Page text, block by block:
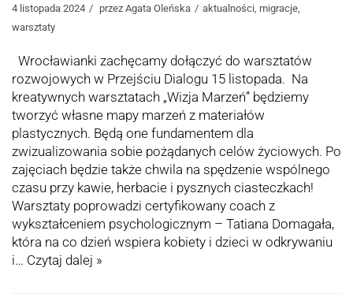
4 listopada 2024 przez Agata Oleńska aktualności, migracje,
warsztaty
Wrocławianki zachęcamy dołączyć do warsztatów
rozwojowych w Przejściu Dialogu 15 listopada. Na
kreatywnych warsztatach „Wizja Marzeń” będziemy
tworzyć własne mapy marzeń z materiałów
plastycznych. Będą one fundamentem dla
zwizualizowania sobie pożądanych celów życiowych. Po
zajęciach będzie także chwila na spędzenie wspólnego
czasu przy kawie, herbacie i pysznych ciasteczkach!
Warsztaty poprowadzi certyfikowany coach z
wykształceniem psychologicznym – Tatiana Domagała,
która na co dzień wspiera kobiety i dzieci w odkrywaniu
i… Czytaj dalej »